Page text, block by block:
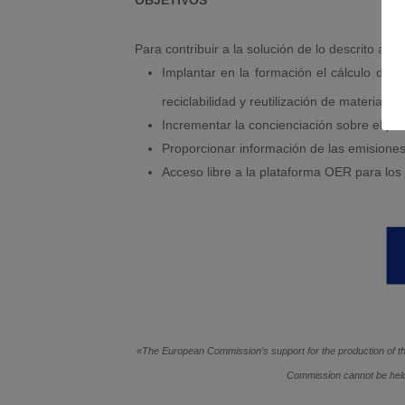
Para contribuir a la solución de lo descrito
Implantar en la formación el cálculo de
reciclabilidad y reutilización de materiales.
Incrementar la concienciación sobre el
Proporcionar información de las
Acceso libre a la plataforma OER para
«The European Commission’s support for the production
Commission cannot be